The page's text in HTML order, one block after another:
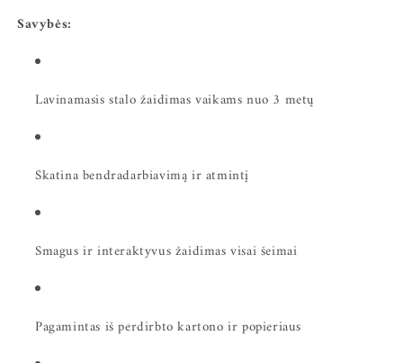
Savybės:
Lavinamasis stalo žaidimas vaikams nuo 3 metų
Skatina bendradarbiavimą ir atmintį
Smagus ir interaktyvus žaidimas visai šeimai
Pagamintas iš perdirbto kartono ir popieriaus